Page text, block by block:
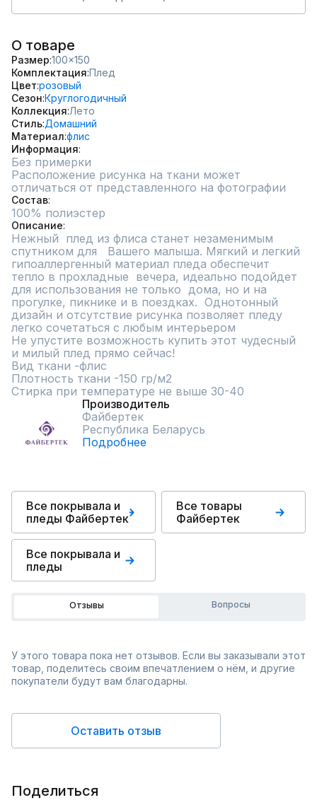
О товаре
Размер 100x150
Комплектация Плед
Цвет розовый
Сезон Круглогодичный
Коллекция Лето
Стиль Домашний
Материал флис
Информация
Без примерки
Расположение рисунка на ткани может
отличаться от представленного на фотографии
Состав
100% полиэстер
Описание
Нежный  плед из флиса станет незаменимым
спутником для   Вашего малыша. Мягкий и легкий
гипоаллергенный материал пледа обеспечит
тепло в прохладные  вечера, идеально подойдет
для использования не только  дома, но и на
прогулке, пикнике и в поездках.  Однотонный
дизайн и отсутствие рисунка позволяет пледу
легко сочетаться с любым интерьером
Не упустите возможность купить этот чудесный
и милый плед прямо сейчас!
Вид ткани -флис
Плотность ткани -150 гр/м2
Стирка при температуре не выше 30-40
Производитель
Файбертек
Республика Беларусь
Подробнее
Все покрывала и
пледы Файбертек
Все товары
Файбертек
Все покрывала и
пледы
Отзывы Вопросы
У этого товара пока нет отзывов. Если вы заказывали этот
товар, поделитесь своим впечатлением о нём, и другие
покупатели будут вам благодарны.
Оставить отзыв
Поделиться